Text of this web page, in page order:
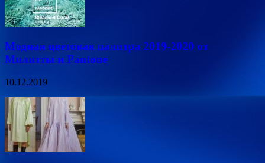
Модная цветовая палитра 2019-2020 от
Милитты и Pantone
10.12.2019